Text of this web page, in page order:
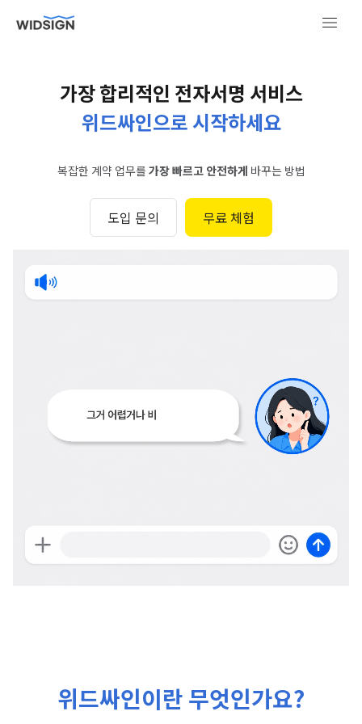
가장 합리적인 전자서명 서비스
위드싸인으로 시작하세요
복잡한 계약 업무를 가장 빠르고 안전하게 바꾸는 방법
도입 문의 무료 체험
위드싸인이란 무엇인가요?